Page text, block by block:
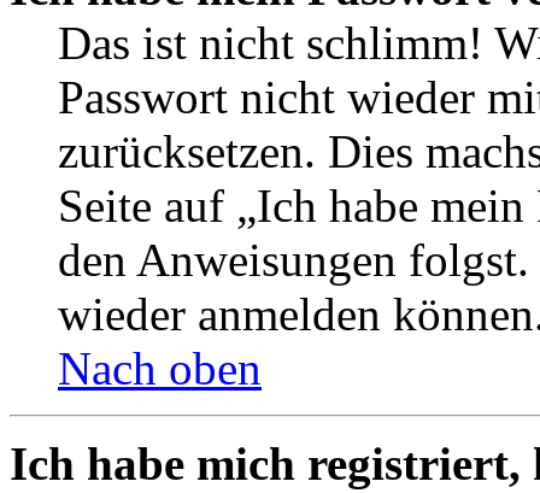
Das ist nicht schlimm!
Passwort nicht wieder
zurücksetzen. Dies
Seite auf „Ich habe
den Anweisungen
wieder anmelden
Nach oben
Ich habe mich